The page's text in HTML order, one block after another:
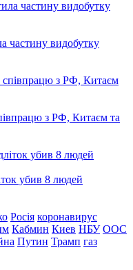
частину видобутку
з РФ, Китаєм та
убив 8 людей
Росія коронавирус
Кабмин Киев НБУ ООС
Путин Трамп газ